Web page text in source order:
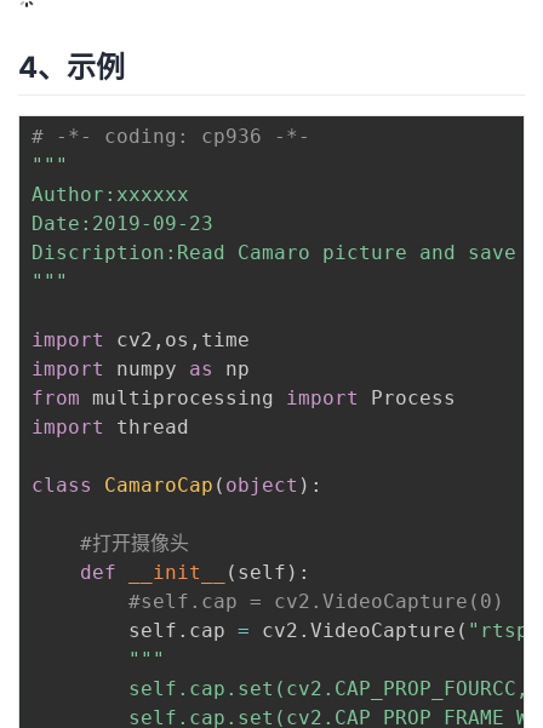
4、示例
# -*- coding: cp936 -*-
"""
Author:xxxxxx
Date:2019-09-23
Discription:Read Camaro picture and save
"""
import cv2 , os ,
import
numpy as
from multiprocessing import
import
thread
class CamaroCap ( object ) :
#打开摄像头
def
__init__ ( self ) :
#self.cap = cv2.VideoCapture(0)
        self
. cap = cv2 . VideoCapture (
"""